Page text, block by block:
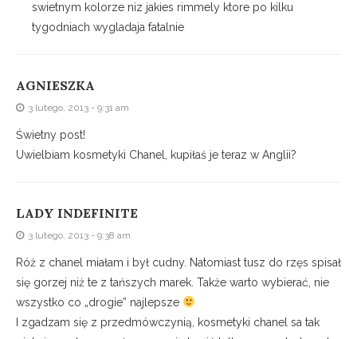
swietnym kolorze niz jakies rimmely ktore po kilku
tygodniach wygladaja fatalnie
AGNIESZKA
3 lutego, 2013 - 9:31 am
Świetny post!
Uwielbiam kosmetyki Chanel, kupiłaś je teraz w Anglii?
LADY INDEFINITE
3 lutego, 2013 - 9:38 am
Róż z chanel miałam i był cudny. Natomiast tusz do rzęs spisał
się gorzej niż te z tańszych marek. Także warto wybierać, nie
wszystko co „drogie” najlepsze
I zgadzam się z przedmówczynią, kosmetyki chanel sa tak